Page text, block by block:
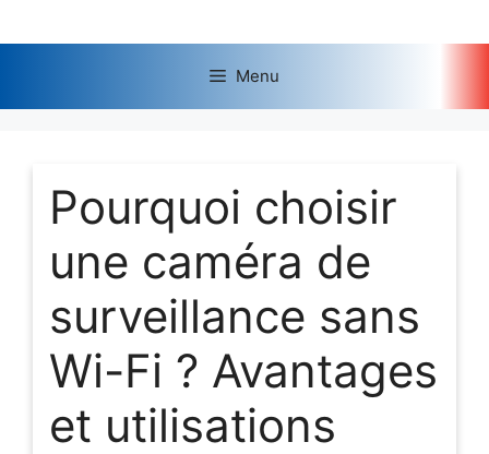
au
Menu
Pourquoi choisir
une caméra de
surveillance sans
Wi-Fi ? Avantages
et utilisations